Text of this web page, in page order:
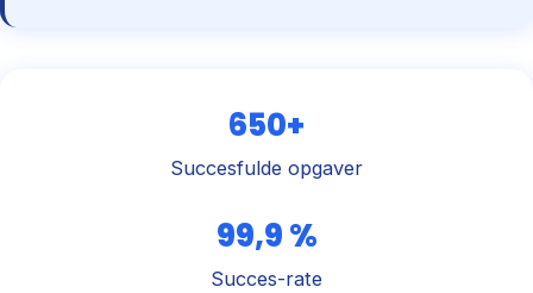
650+
Succesfulde opgaver
99,9 %
Succes-rate